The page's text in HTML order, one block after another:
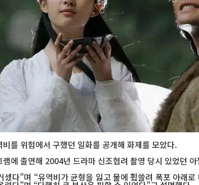
를 위험에서 구했던 일화를 공개해 화제를 모았다.
에 출연해 2004년 드라마 신조협려 촬영 당시 있었던
다”며 “유역비가 균형을 잃고 물에 휩쓸려 폭포 아래